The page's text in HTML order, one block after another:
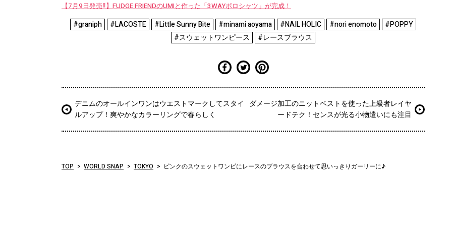
【7月9日発売‼︎】FUDGE FRIENDのUMIと作った「3WAYポロシャツ」が完成！
#graniph #LACOSTE #Little Sunny Bite #minami aoyama #NAIL HOLIC #nori enomoto
#POPPY
#スウェットワンピース
#レースブラウス
デニムのオールインワンはウエストマークしてスタイ
ルアップ！爽やかなカラーリングで春らしく
ダメージ加工のニットベストを使った上級者レイヤ
ードテク！センスが光る小物遣いにも注目
TOP WORLD SNAP TOKYO ピンクのスウェットワンピにレースのブラウスを合わせて思いっきりガーリーに♪